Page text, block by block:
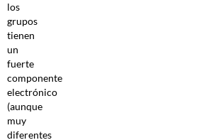
los
grupos
tienen
un
fuerte
componente
electrónico
(aunque
muy
diferentes